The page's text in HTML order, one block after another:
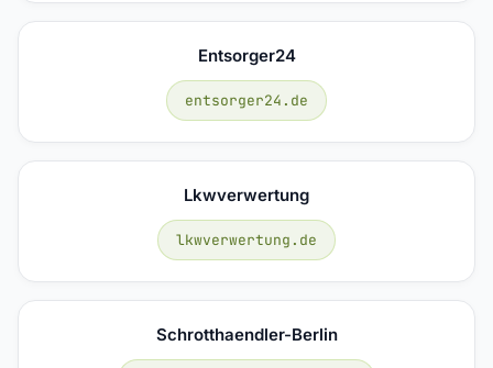
Entsorger24
entsorger24.de
Lkwverwertung
lkwverwertung.de
Schrotthaendler-Berlin